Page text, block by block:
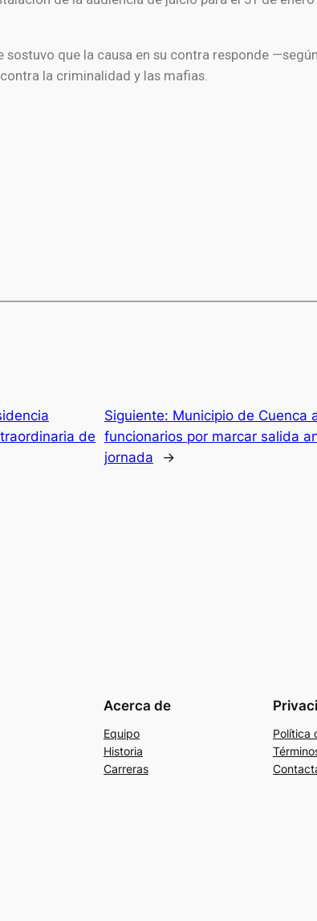
que la causa en su contra responde
la criminalidad y las mafias.
de
Siguiente: Municipio de Cuenca
funcionarios por marcar salida
jornada
→
Acerca de
Equipo
Historia
Carreras
Política